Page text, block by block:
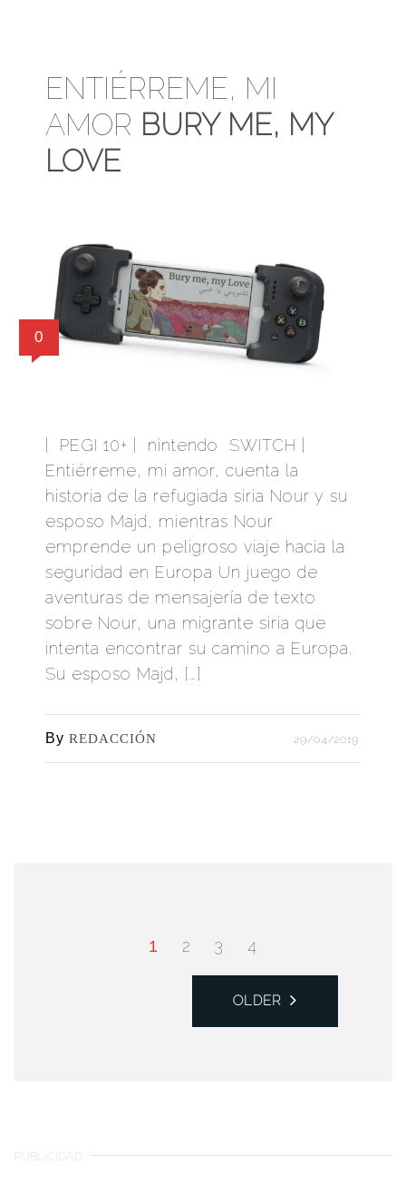
ENTIÉRREME, MI
AMOR BURY ME, MY
LOVE
0
| PEGI 10+ | nintendo SWITCH |
Entiérreme, mi amor, cuenta la
historia de la refugiada siria Nour y su
esposo Majd, mientras Nour
emprende un peligroso viaje hacia la
seguridad en Europa Un juego de
aventuras de mensajería de texto
sobre Nour, una migrante siria que
intenta encontrar su camino a Europa.
Su esposo Majd, […]
By REDACCIÓN 29/04/2019
1 2 3 4
OLDER
PUBLICIDAD